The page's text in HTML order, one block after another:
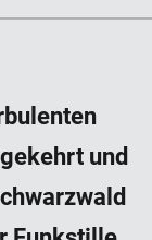
und